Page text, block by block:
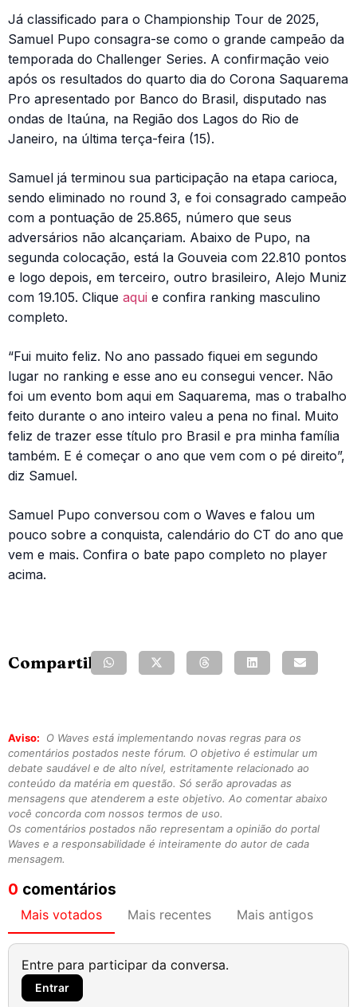
Já classificado para o Championship Tour de 2025,
Samuel Pupo consagra-se como o grande campeão da
temporada do Challenger Series. A confirmação veio
após os resultados do quarto dia do Corona Saquarema
Pro apresentado por Banco do Brasil, disputado nas
ondas de Itaúna, na Região dos Lagos do Rio de
Janeiro, na última terça-feira (15).
Samuel já terminou sua participação na etapa carioca,
sendo eliminado no round 3, e foi consagrado campeão
com a pontuação de 25.865, número que seus
adversários não alcançariam. Abaixo de Pupo, na
segunda colocação, está Ia Gouveia com 22.810 pontos
e logo depois, em terceiro, outro brasileiro, Alejo Muniz
com 19.105. Clique aqui e confira ranking masculino
completo.
“Fui muito feliz. No ano passado fiquei em segundo
lugar no ranking e esse ano eu consegui vencer. Não
foi um evento bom aqui em Saquarema, mas o trabalho
feito durante o ano inteiro valeu a pena no final. Muito
feliz de trazer esse título pro Brasil e pra minha família
também. E é começar o ano que vem com o pé direito”,
diz Samuel.
Samuel Pupo conversou com o Waves e falou um
pouco sobre a conquista, calendário do CT do ano que
vem e mais. Confira o bate papo completo no player
acima.
Compartilhe:
Aviso:
O Waves está implementando novas regras para os
comentários postados neste fórum. O objetivo é estimular um
debate saudável e de alto nível, estritamente relacionado ao
conteúdo da matéria em questão. Só serão aprovadas as
mensagens que atenderem a este objetivo. Ao comentar abaixo
você concorda com nossos termos de uso.
Os comentários postados não representam a opinião do portal
Waves e a responsabilidade é inteiramente do autor de cada
mensagem.
0 comentários
Mais votados Mais recentes Mais antigos
Entre para participar da conversa.
Entrar